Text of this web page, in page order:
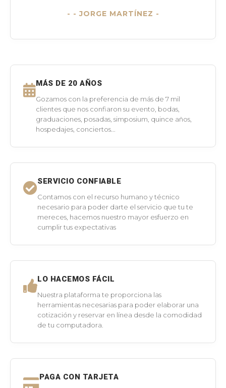
- JORGE MARTÍNEZ -
MÁS DE 20 AÑOS
Gozamos con la preferencia de más de 7 mil
clientes que nos confiaron su evento, bodas,
graduaciones, posadas, simposium, quince años,
hospedajes, conciertos...
SERVICIO CONFIABLE
Contamos con el recurso humano y técnico
necesario para poder darte el servicio que tu te
mereces, hacemos nuestro mayor esfuerzo en
cumplir tus expectativas
LO HACEMOS FÁCIL
Nuestra plataforma te proporciona las
herramientas necesarias para poder elaborar una
cotización y reservar en línea desde la comodidad
de tu computadora.
PAGA CON TARJETA